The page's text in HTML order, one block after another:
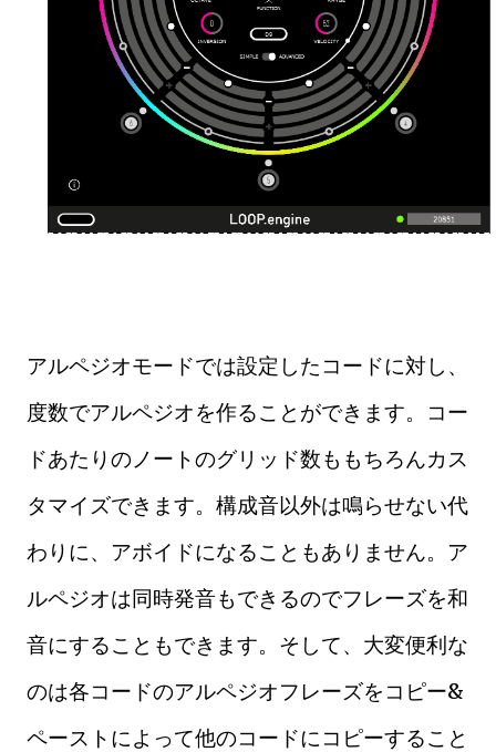
アルペジオモードでは設定したコードに対し、
度数でアルペジオを作ることができます。コー
ドあたりのノートのグリッド数ももちろんカス
タマイズできます。構成音以外は鳴らせない代
わりに、アボイドになることもありません。ア
ルペジオは同時発音もできるのでフレーズを和
音にすることもできます。そして、大変便利な
のは各コードのアルペジオフレーズをコピー&
ペーストによって他のコードにコピーすること